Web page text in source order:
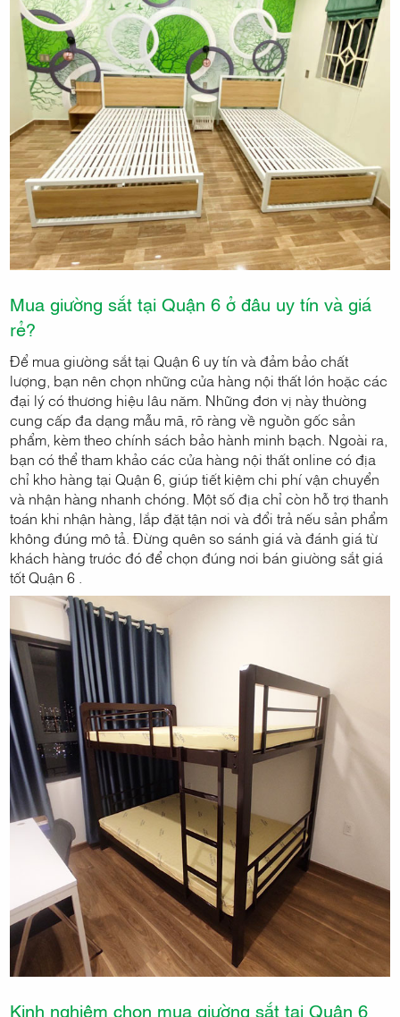
Mua giường sắt tại Quận 6 ở đâu uy tín và giá
rẻ?
Để mua giường sắt tại Quận 6 uy tín và đảm bảo chất
lượng, bạn nên chọn những cửa hàng nội thất lớn hoặc các
đại lý có thương hiệu lâu năm. Những đơn vị này thường
cung cấp đa dạng mẫu mã, rõ ràng về nguồn gốc sản
phẩm, kèm theo chính sách bảo hành minh bạch. Ngoài ra,
bạn có thể tham khảo các cửa hàng nội thất online có địa
chỉ kho hàng tại Quận 6, giúp tiết kiệm chi phí vận chuyển
và nhận hàng nhanh chóng. Một số địa chỉ còn hỗ trợ thanh
toán khi nhận hàng, lắp đặt tận nơi và đổi trả nếu sản phẩm
không đúng mô tả. Đừng quên so sánh giá và đánh giá từ
khách hàng trước đó để chọn đúng nơi bán giường sắt giá
tốt Quận 6 .
Kinh nghiệm chọn mua giường sắt tại Quận 6